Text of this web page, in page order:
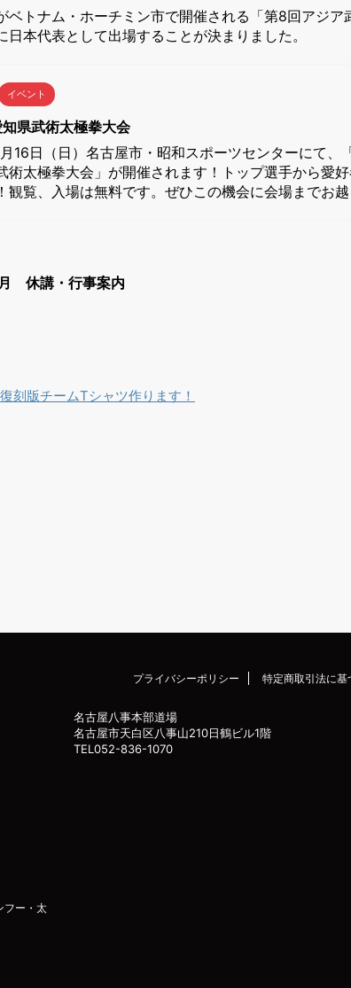
ベトナム・ホーチミン市で開催される「第8回アジア
日本代表として出場することが決まりました。
イベント
県武術太極拳大会
16日（日）名古屋市・昭和スポーツセンターにて、
術太極拳大会」が開催されます！トップ選手から愛
観覧、入場は無料です。ぜひこの機会に会場までお
休講・行事案内
刻版チームTシャツ作ります！
プライバシーポリシー 特定商取引法に基
名古屋八事本部道場
名古屋市天白区八事山210日鶴ビル1階
TEL052-836-1070
フー・太